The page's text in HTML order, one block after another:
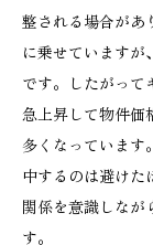
整される場合があ
に乗せています
です。したがって
急上昇して物件価
多くなっています
中するのは避けた
関係を意識しなが
す。